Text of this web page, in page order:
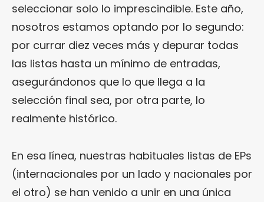
seleccionar solo lo imprescindible. Este año,
nosotros estamos optando por lo segundo:
por currar diez veces más y depurar todas
las listas hasta un mínimo de entradas,
asegurándonos que lo que llega a la
selección final sea, por otra parte, lo
realmente histórico.
En esa línea, nuestras habituales listas de EPs
(internacionales por un lado y nacionales por
el otro) se han venido a unir en una única